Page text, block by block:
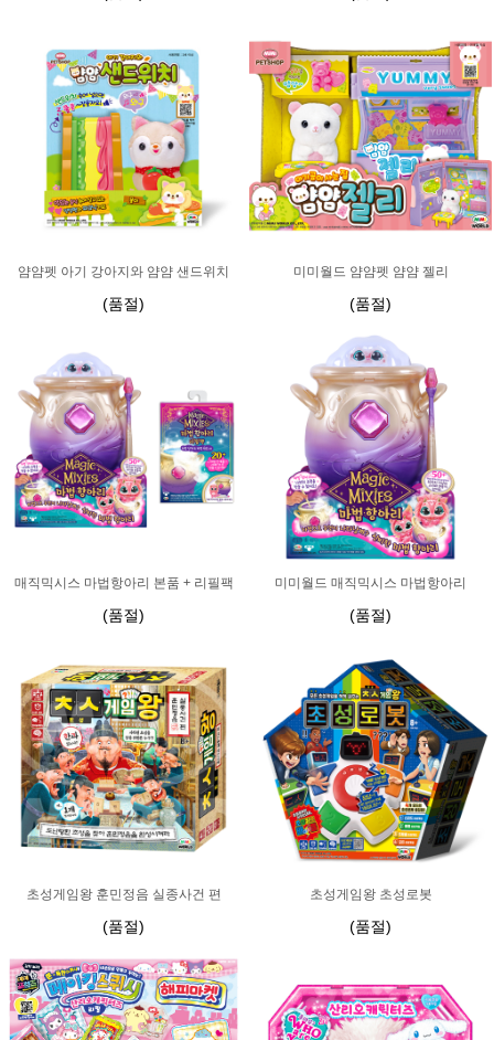
얌얌펫 아기 강아지와 얌얌 샌드위치
(품절)
미미월드 얌얌펫 얌얌 젤리
(품절)
매직믹시스 마법항아리 본품 + 리필팩
(품절)
미미월드 매직믹시스 마법항아리
(품절)
초성게임왕 훈민정음 실종사건 편
(품절)
초성게임왕 초성로봇
(품절)